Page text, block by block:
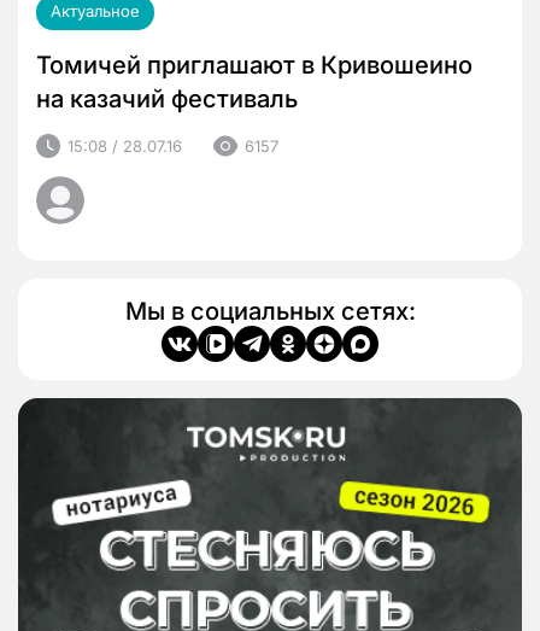
Актуальное
Томичей приглашают в Кривошеино
на казачий фестиваль
15:08 / 28.07.16 6157
Мы в социальных сетях: